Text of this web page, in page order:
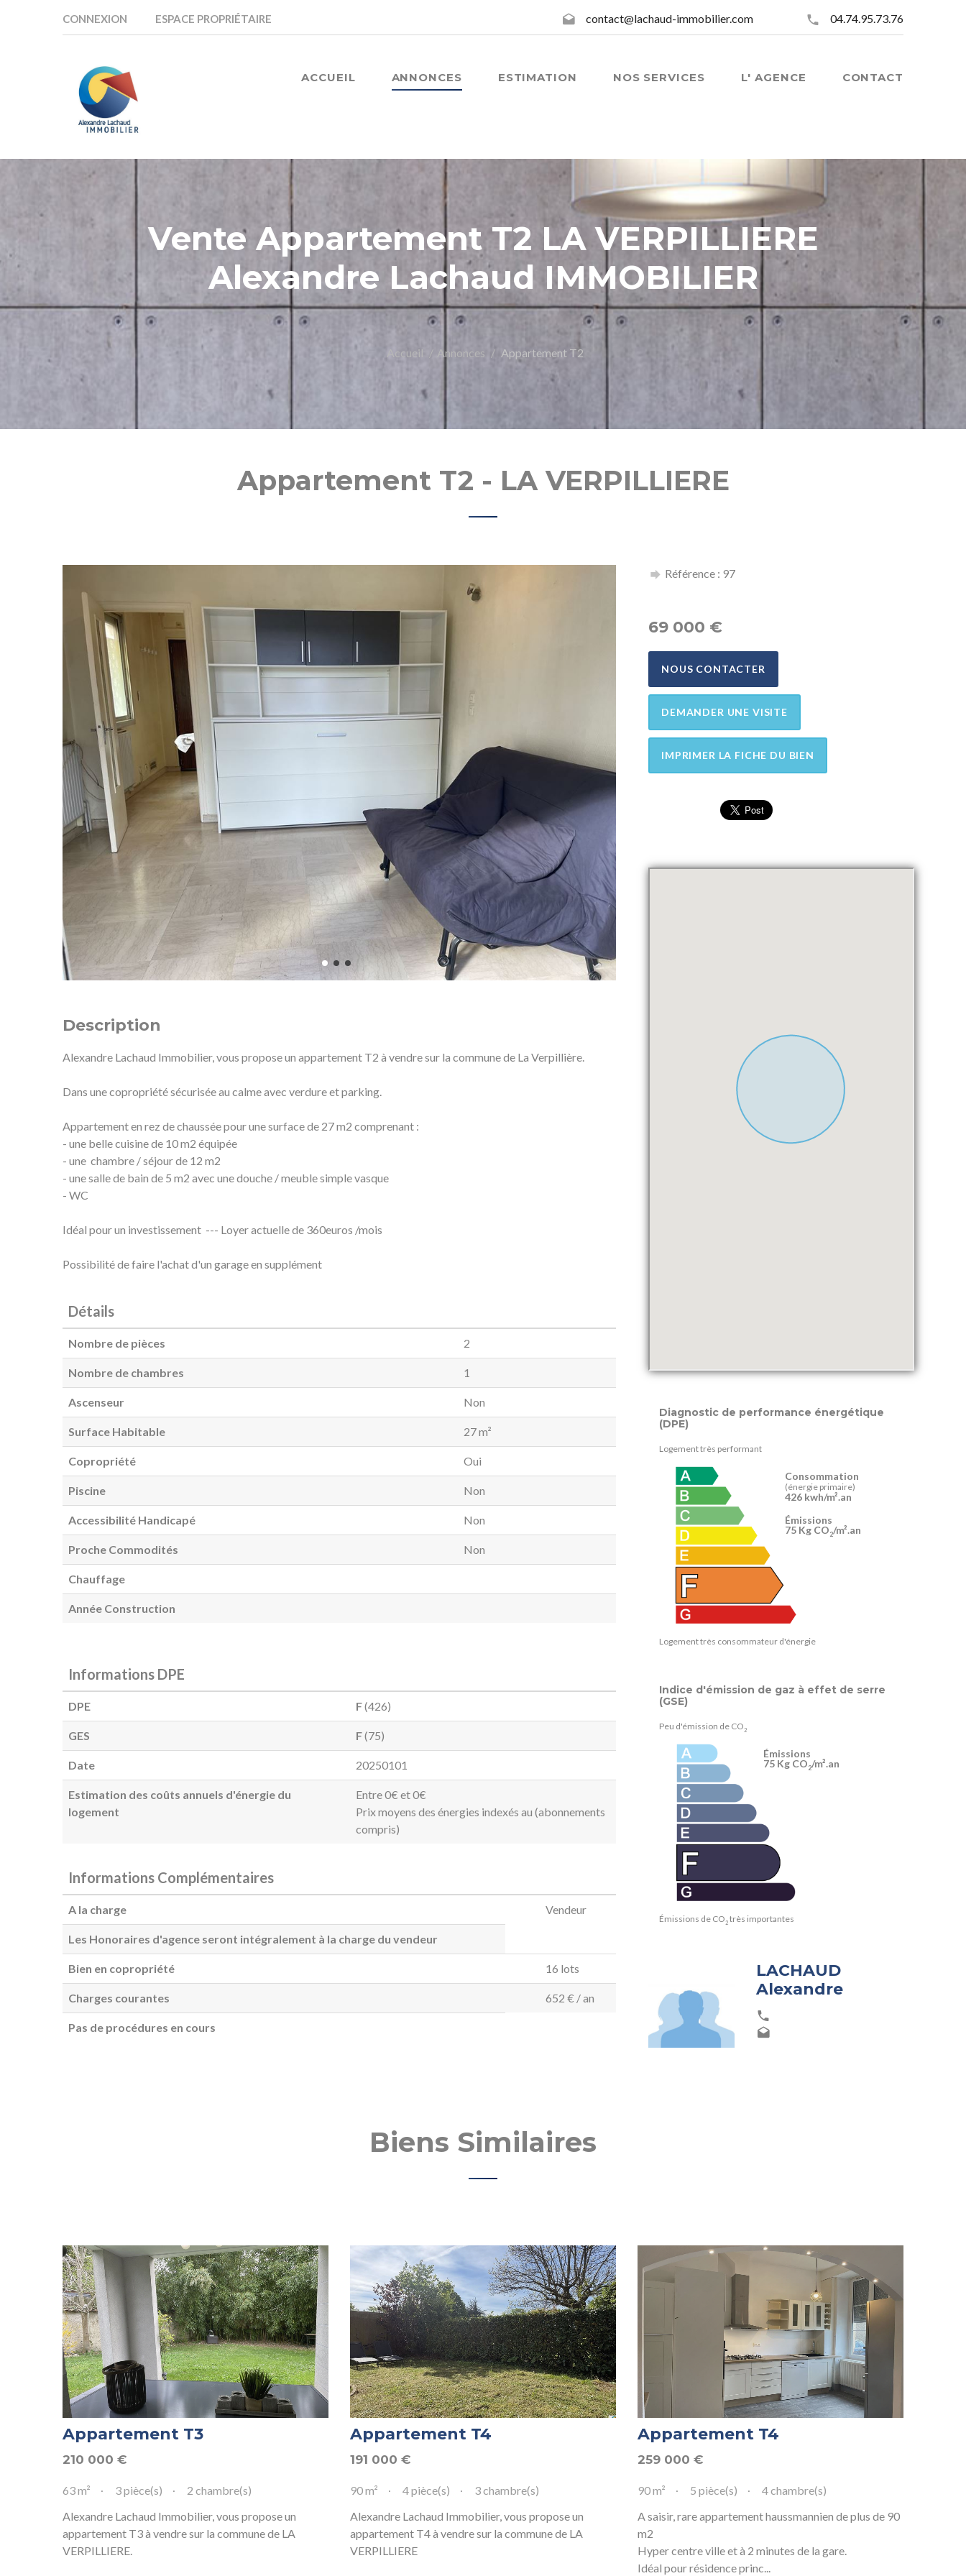
CONNEXION ESPACE PROPRIÉTAIRE contact@lachaud-immobilier.com 04.74.95.73.76
ACCUEIL ANNONCES ESTIMATION NOS SERVICES L' AGENCE CONTACT
Vente Appartement T2 LA VERPILLIERE
Alexandre Lachaud IMMOBILIER
Accueil Annonces Appartement T2
Appartement T2 - LA VERPILLIERE
Description
Alexandre Lachaud Immobilier, vous propose un appartement T2 à vendre sur la commune de La Verpillière.
Dans une copropriété sécurisée au calme avec verdure et parking.
Appartement en rez de chaussée pour une surface de 27 m2 comprenant :
- une belle cuisine de 10 m2 équipée
- une chambre / séjour de 12 m2
- une salle de bain de 5 m2 avec une douche / meuble simple vasque
- WC
Idéal pour un investissement --- Loyer actuelle de 360euros /mois
Possibilité de faire l'achat d'un garage en supplément
Détails
Nombre de pièces 2
Nombre de chambres 1
Ascenseur Non
Surface Habitable 27 m²
Copropriété Oui
Piscine Non
Accessibilité Handicapé Non
Proche Commodités Non
Chauffage
Année Construction
Informations DPE
DPE F(426)
GES F(75)
Date 20250101
Estimation des coûts annuels d'énergie du
logement
Entre 0€ et 0€
Prix moyens des énergies indexés au (abonnements
compris)
Informations Complémentaires
A la charge Vendeur
Les Honoraires d'agence seront intégralement à la charge du vendeur
Bien en copropriété 16 lots
Charges courantes 652 € / an
Pas de procédures en cours
Diagnostic de performance énergétique
(DPE)
Logement très performant
Logement très consommateur d'énergie
Consommation
(énergie primaire)
426 kwh/m².an
Émissions
75 Kg CO2/m².an
Indice d'émission de gaz à effet de serre
(GSE)
Peu d'émission de CO 2
Émissions de CO 2 très importantes
Émissions
75 Kg CO2/m².an
LACHAUD
Alexandre
Référence : 97
69 000 €
NOUS CONTACTER
DEMANDER UNE VISITE
IMPRIMER LA FICHE DU BIEN
Biens Similaires
Appartement T3
210 000 €
63 m² 3 pièce(s)
2 chambre(s)
Alexandre Lachaud Immobilier, vous propose un
appartement T3 à vendre sur la commune de LA
VERPILLIERE.
Appartement T4
191 000 €
90 m² 4 pièce(s)
3 chambre(s)
Alexandre Lachaud Immobilier, vous propose un
appartement T4 à vendre sur la commune de LA
VERPILLIERE
Appartement T4
259 000 €
90 m² 5 pièce(s)
4 chambre(s)
A saisir, rare appartement haussmannien de plus de 90
m2
Hyper centre ville et à 2 minutes de la gare.
Idéal pour résidence princ...